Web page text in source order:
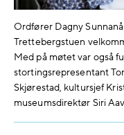
Ordfører Dagny
Trettebergstuen
Med på møtet var også
stortingsrepresentant
Skjørestad, kultursjef
museumsdirektør Siri